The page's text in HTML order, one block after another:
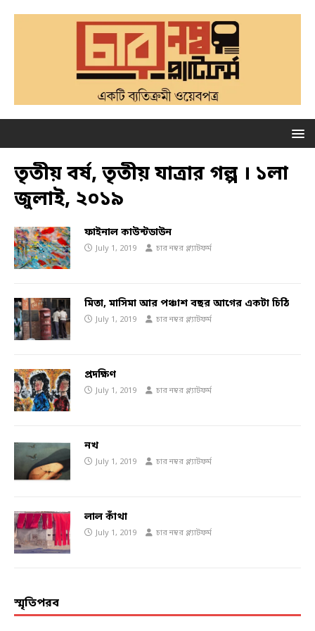
তৃতীয় বর্ষ, তৃতীয় যাত্রার গল্প । ১লা
জুলাই, ২০১৯
ফাইনাল কাউন্টডাউন
July 1, 2019 চার নম্বর প্ল্যাটফর্ম
মিতা, মাসিমা আর পঞ্চাশ বছর আগের একটা চিঠি
July 1, 2019 চার নম্বর প্ল্যাটফর্ম
প্রদক্ষিণ
July 1, 2019 চার নম্বর প্ল্যাটফর্ম
নখ
July 1, 2019 চার নম্বর প্ল্যাটফর্ম
লাল কাঁথা
July 1, 2019 চার নম্বর প্ল্যাটফর্ম
স্মৃতিপরব